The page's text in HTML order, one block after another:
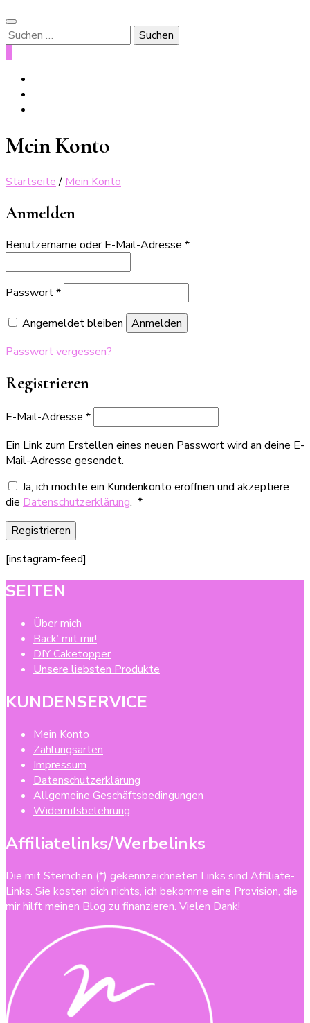
Suche
nach:
Mein Konto
Startseite / Mein Konto
Anmelden
Benutzername oder E-Mail-Adresse *Erforderlich
Passwort*Erforderlich
Angemeldet bleiben Anmelden
Passwort vergessen?
Registrieren
E-Mail-Adresse *Erforderlich
Ein Link zum Erstellen eines neuen Passwort wird an deine E-
Mail-Adresse gesendet.
Ja, ich möchte ein Kundenkonto eröffnen und akzeptiere
die Datenschutzerklärung. *Erforderlich
Registrieren
[instagram-feed]
SEITEN
Über mich
Back’ mit mir!
DIY Caketopper
Unsere liebsten Produkte
KUNDENSERVICE
Mein Konto
Zahlungsarten
Impressum
Datenschutzerklärung
Allgemeine Geschäftsbedingungen
Widerrufsbelehrung
Affiliatelinks/Werbelinks
Die mit Sternchen (*) gekennzeichneten Links sind Affiliate-
Links. Sie kosten dich nichts, ich bekomme eine Provision, die
mir hilft meinen Blog zu finanzieren. Vielen Dank!